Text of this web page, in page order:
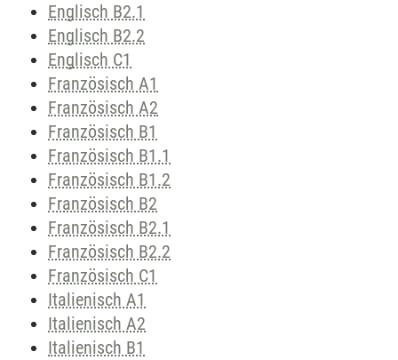
Englisch B2.1
Englisch B2.2
Englisch C1
Französisch A1
Französisch A2
Französisch B1
Französisch B1.1
Französisch B1.2
Französisch B2
Französisch B2.1
Französisch B2.2
Französisch C1
Italienisch A1
Italienisch A2
Italienisch B1